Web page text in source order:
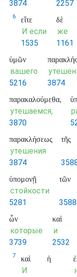
3874
2257
6 εἴτε
И если
1535
δὲ
же
1161
ὑμῶν
вашего
5216
3874
παρακαλούμεθα,
утешаемся,
3870
παρακλήσεως
утешения
3874
τῆς
ὑπομονῇ
стойкости
5281
τῶν
3588
ὧν
которые
3739
καὶ
и
2532
7 καὶ
И
ἡ